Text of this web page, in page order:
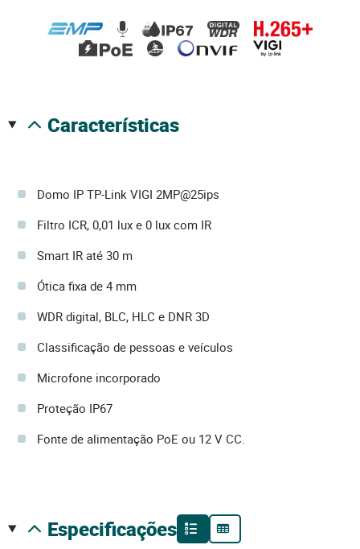
características
Domo IP TP-Link VIGI 2MP@25ips
Filtro ICR, 0,01 lux e 0 lux com IR
Smart IR até 30 m
Ótica fixa de 4 mm
WDR digital, BLC, HLC e DNR 3D
Classificação de pessoas e veículos
Microfone incorporado
Proteção IP67
Fonte de alimentação PoE ou 12 V CC.
especificações